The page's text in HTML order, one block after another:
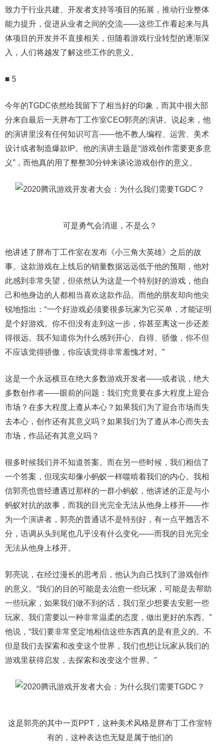
致力于行业共建、开发者支持等项目的拓展，推动行业整体
能力提升，促进从业者之间的交流——这些工作看起来与具
体项目的开发并不直接相关，但随着游戏行业转型的逐渐深
入，人们将越发了解这些工作的意义。
■ 5
今年的TGDC依然给我留下了相当好的印象，而其中很大部
分来自最后一天胖布丁工作室CEO郭亮的演讲。说起来，他
的演讲里没有任何知识可言——他不教人编程、运营、美术
设计或者制造爆款IP。他的演讲主题是“游戏创作需要更多意
义”，而他真的用了整整30分钟来谈论游戏创作的意义。
可是勇气会消退，不是么？
他讲述了胖布丁工作室在发布《小三角大英雄》之后的故
事。这款游戏在上线后的销量数据远远低于他的预期，他对
此感到非常失望，但依然认为这是一个特别好的游戏，他自
己和他身边的人都相当喜欢这款作品。而他的朋友却向他尖
锐地指出：“一个好游戏必须要很多玩家为它买单，才能证明
是个好游戏。你不但没有走到这一步，你甚至离这一步还差
得很远。我不知道你为什么感到开心、自得、骄傲，你不但
不应该觉得骄傲，你应该觉得非常羞愧才对。”
这是一个永远横亘在绝大多数游戏开发者——或者说，绝大
多数创作者——眼前的问题：我们究竟要在多大程度上迎合
市场？在多大程度上遵从本心？如果我们为了迎合市场而失
去本心，创作还有其意义吗？如果我们为了遵从本心而失去
市场，作品还有其意义吗？
很多时候我们并不知道答案。而在另一些时候，我们相信了
一个答案，但现实却像小蚂蚁一样噬啃着我们的内心。我相
信郭亮也曾经遭遇过那样的一群小蚂蚁，他讲述的正是与小
蚂蚁对抗的故事，而我的目光完全无法从他身上移开——作
为一个演讲者，郭亮的普通话不是特别好，有一点平翘舌不
分，语调从头到尾也几乎没有什么变化——而我的目光完全
无法从他身上移开。
郭亮说，在经过漫长的思考后，他认为自己找到了游戏创作
的意义。“我们的目的可能是去治愈一些玩家，可能是去帮助
一些玩家，如果我们做不到的话，我们至少想要去安慰一些
玩家。我们需要以一种非常温柔的态度，做出更好的东西。”
他说，“我们要非常坚定地相信这些东西真的是有意义的。不
但是我们去探索和改变这个世界，我们也想让玩家从我们的
游戏里获得启发，去探索和改变这个世界。”
这是郭亮的其中一页PPT，这种美术风格是胖布丁工作室特
有的，这种表达也无疑是属于他们的